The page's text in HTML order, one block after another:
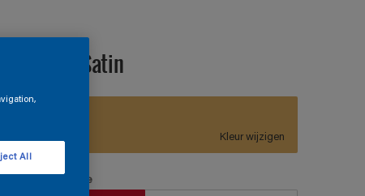
Permacryl Satin
Kleur wijzigen
All